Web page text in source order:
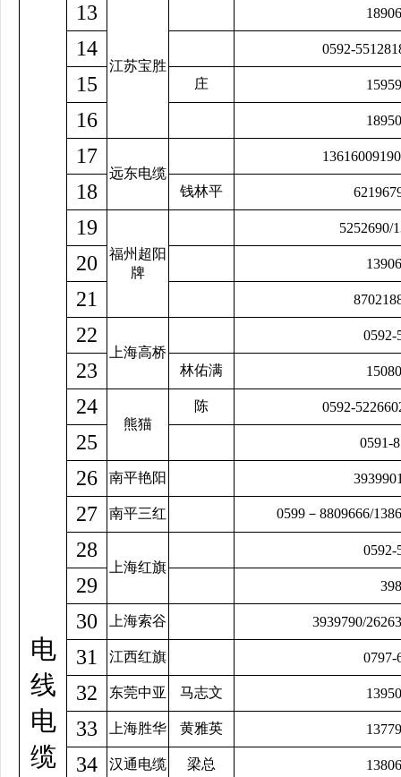
电
线
电
缆
13
江苏宝胜
14 0592-
15 庄
16
17
远东电缆
18 钱林平
19
福州超阳
牌
5252690/
20
21
22
上海高桥
0592-
23 林佑满
24
熊猫
陈 0592-
25 0591-
26 南平艳阳
27 南平三红 0599－8809666/
28
上海红旗
0592-
29
30 上海索谷 3939790/
31 江西红旗 0797-
32 东莞中亚 马志文
33 上海胜华 黄雅英
34 汉通电缆 梁总